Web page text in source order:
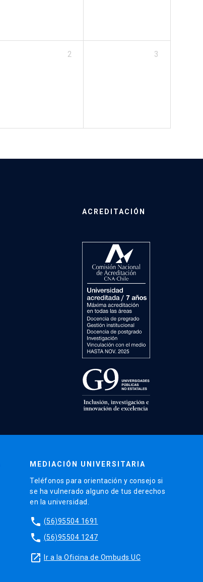
2 3
ACREDITACIÓN
MEDIACIÓN UNIVERSITARIA
Teléfonos para orientación y consejo si
se ha vulnerado alguno de tus derechos
en la universidad.
phone (56)95504 1691
phone (56)95504 1247
launch Ir a la Oficina de Ombuds UC